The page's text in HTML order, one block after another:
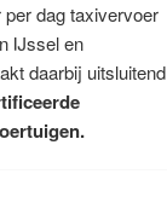
per dag taxivervoer
IJssel en
daarbij uitsluitend